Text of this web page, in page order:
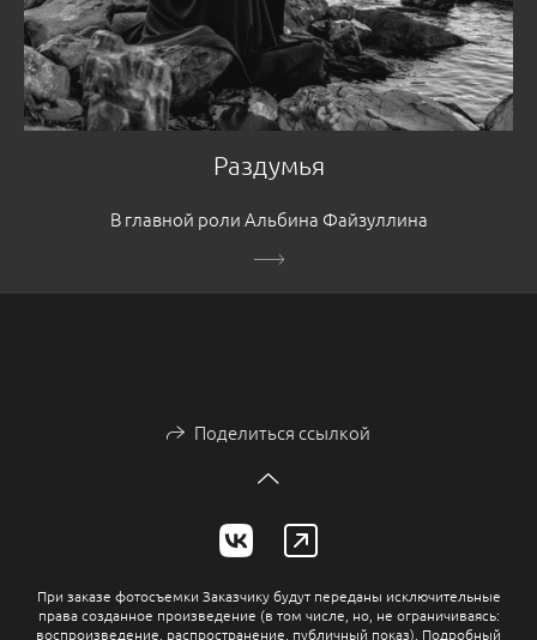
Раздумья
В главной роли Альбина Файзуллина
Поделиться ссылкой
При заказе фотосъемки Заказчику будут переданы исключительные
права созданное произведение (в том числе, но, не ограничиваясь:
воспроизведение, распространение, публичный показ). Подробный